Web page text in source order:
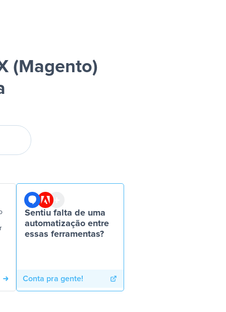
(Magento)
Sentiu falta de uma
automatização entre
essas ferramentas?
Conta pra gente!